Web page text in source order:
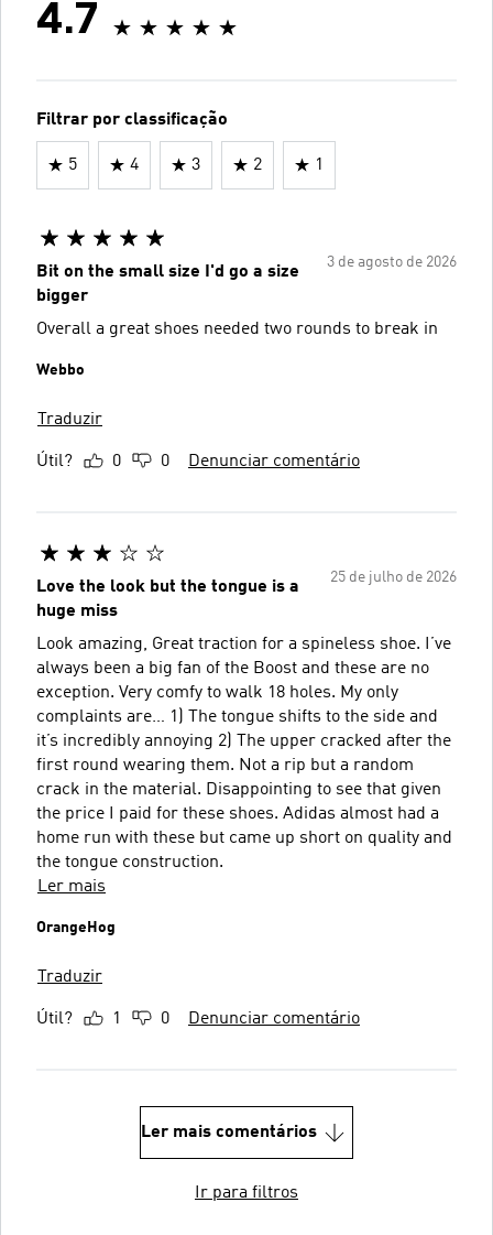
4.7
Filtrar por classificação
5 4 3 2 1
3 de agosto de 2026
Bit on the small size I'd go a size
bigger
Overall a great shoes needed two rounds to break in
Webbo
Traduzir
Útil? 0 0 Denunciar comentário
25 de julho de 2026
Love the look but the tongue is a
huge miss
Look amazing, Great traction for a spineless shoe. I’ve
always been a big fan of the Boost and these are no
exception. Very comfy to walk 18 holes. My only
complaints are… 1) The tongue shifts to the side and
it’s incredibly annoying 2) The upper cracked after the
first round wearing them. Not a rip but a random
crack in the material. Disappointing to see that given
the price I paid for these shoes. Adidas almost had a
home run with these but came up short on quality and
the tongue construction.
Ler mais
OrangeHog
Traduzir
Útil? 1 0 Denunciar comentário
Ler mais comentários
Ir para filtros